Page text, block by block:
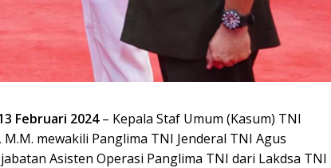
Februari 2024– Kepala Staf Umum (Kasum) TNI
mewakili Panglima TNI Jenderal TNI Agus
Asisten Operasi Panglima TNI dari Lakdsa TNI